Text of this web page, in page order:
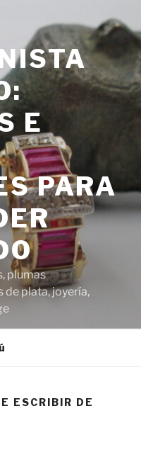
E
PARA
plumas
de plata, joyería,
ESCRIBIR DE